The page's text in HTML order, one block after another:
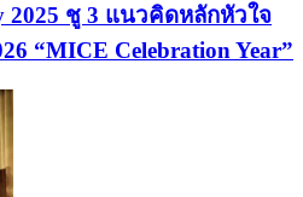
2025 ชู 3 แนวคิดหลักหัวใจ
“MICE Celebration Year”